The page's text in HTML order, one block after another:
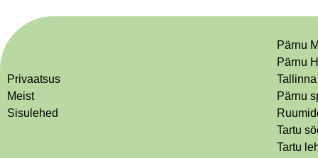
Privaatsus
Meist
Sisulehed
Pärnu
Pärnu
Pärnu
Tartu
Tartu